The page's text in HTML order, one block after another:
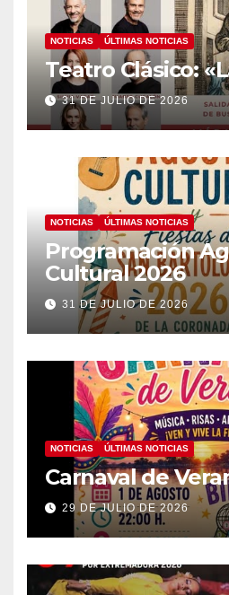
NOTICIAS ÚLTIMAS NOTICIAS
Teatro Clásico:
31 DE JULIO DE 2026
NOTICIAS ÚLTIMAS NOTICIAS
Programación
Cultural 2026
31 DE JULIO DE 2026
NOTICIAS ÚLTIMAS NOTICIAS
Carnaval de
29 DE JULIO DE 2026